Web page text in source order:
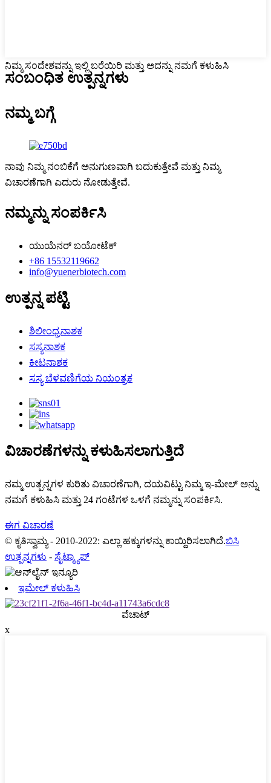
ನಿಮ್ಮ ಸಂದೇಶವನ್ನು ಇಲ್ಲಿ ಬರೆಯಿರಿ ಮತ್ತು ಅದನ್ನು ನಮಗೆ ಕಳುಹಿಸಿ
ಸಂಬಂಧಿತ ಉತ್ಪನ್ನಗಳು
ನಮ್ಮ ಬಗ್ಗೆ
ನಾವು ನಿಮ್ಮ ನಂಬಿಕೆಗೆ ಅನುಗುಣವಾಗಿ ಬದುಕುತ್ತೇವೆ ಮತ್ತು ನಿಮ್ಮ
ವಿಚಾರಣೆಗಾಗಿ ಎದುರು ನೋಡುತ್ತೇವೆ.
ನಮ್ಮನ್ನು ಸಂಪರ್ಕಿಸಿ
ಯುಯೆನರ್ ಬಯೋಟೆಕ್
+86 15532119662
info@yuenerbiotech.com
ಉತ್ಪನ್ನ ಪಟ್ಟಿ
ಶಿಲೀಂಧ್ರನಾಶಕ
ಸಸ್ಯನಾಶಕ
ಕೀಟನಾಶಕ
ಸಸ್ಯ ಬೆಳವಣಿಗೆಯ ನಿಯಂತ್ರಕ
ವಿಚಾರಣೆಗಳನ್ನು ಕಳುಹಿಸಲಾಗುತ್ತಿದೆ
ನಮ್ಮ ಉತ್ಪನ್ನಗಳ ಕುರಿತು ವಿಚಾರಣೆಗಾಗಿ, ದಯವಿಟ್ಟು ನಿಮ್ಮ ಇ-ಮೇಲ್ ಅನ್ನು
ನಮಗೆ ಕಳುಹಿಸಿ ಮತ್ತು 24 ಗಂಟೆಗಳ ಒಳಗೆ ನಮ್ಮನ್ನು ಸಂಪರ್ಕಿಸಿ.
ಈಗ ವಿಚಾರಣೆ
© ಕೃತಿಸ್ವಾಮ್ಯ - 2010-2022: ಎಲ್ಲಾ ಹಕ್ಕುಗಳನ್ನು ಕಾಯ್ದಿರಿಸಲಾಗಿದೆ.ಬಿಸಿ
ಉತ್ಪನ್ನಗಳು - ಸೈಟ್ಮ್ಯಾಪ್
ಇಮೇಲ್ ಕಳುಹಿಸಿ
ವೆಚಾಟ್
x